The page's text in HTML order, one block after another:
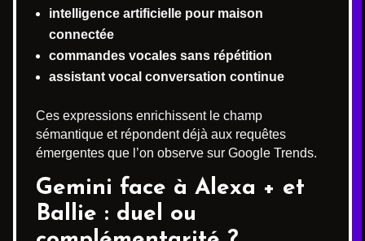
intelligence artificielle pour maison
connectée
commandes vocales sans répétition
assistant vocal conversation continue
Ces expressions enrichissent le champ
sémantique et répondent déjà aux requêtes
émergentes que l’on observe sur Google Trends.
Gemini face à Alexa + et
Ballie : duel ou